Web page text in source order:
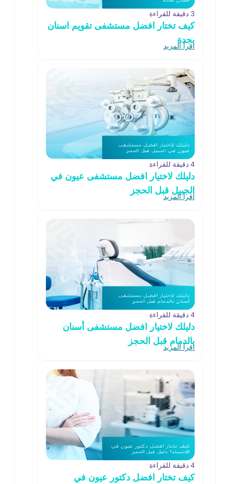
3 دقيقة للقراءة
كيف تختار افضل مستشفى تقويم اسنان
بجدة
اقرأ المزيد
4 دقيقة للقراءة
دليلك لاختيار افضل مستشفى عيون في
الجبيل قبل الحجز
اقرأ المزيد
4 دقيقة للقراءة
دليلك لاختيار افضل مستشفى أسنان
بالدمام قبل الحجز
اقرأ المزيد
4 دقيقة للقراءة
كيف تختار افضل دكتور عيون في